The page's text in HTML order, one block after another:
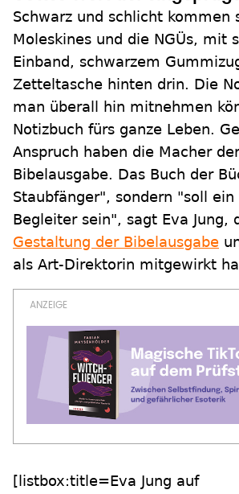
Schwarz und schlicht kommen
Moleskines und die NGÜs, mit
Einband, schwarzem
Zetteltasche hinten drin. Die
man überall hin mitnehmen
Notizbuch fürs ganze Leben.
Anspruch haben die Macher
Bibelausgabe. Das Buch der
Staubfänger", sondern "soll
Begleiter sein", sagt Eva Jung,
Gestaltung der Bibelausgabe
als Art-Direktorin mitgewirkt
[listbox:title=Eva Jung auf